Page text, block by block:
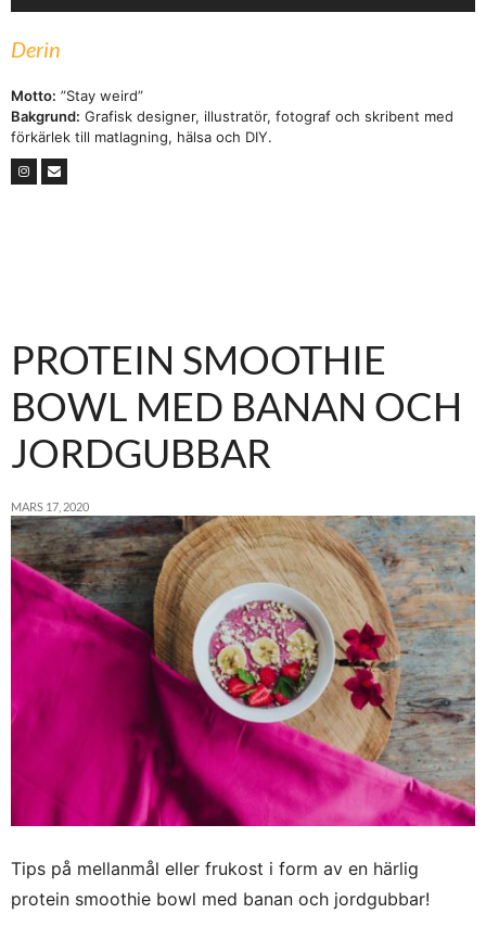
Derin
Motto: ”Stay weird”
Bakgrund: Grafisk designer, illustratör, fotograf och skribent med
förkärlek till matlagning, hälsa och DIY.
PROTEIN SMOOTHIE
BOWL MED BANAN OCH
JORDGUBBAR
MARS 17, 2020
Tips på mellanmål eller frukost i form av en härlig
protein smoothie bowl med banan och jordgubbar!